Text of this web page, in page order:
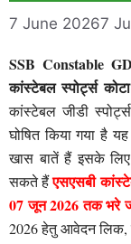
7 June 20267
SSB Constable
कांस्टेबल स्पोर्ट्स
कांस्टेबल जीडी
घोषित किया गया है
खास बातें हैं इसके लिए
सकते हैंएसएसबी
07 जून 2026 तक भरे
2026 हेतु आवेदन लिक,